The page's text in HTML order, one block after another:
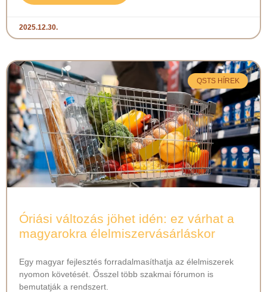
2025.12.30.
QSTS HÍREK
Óriási változás jöhet idén: ez várhat a
magyarokra élelmiszervásárláskor
Egy magyar fejlesztés forradalmasíthatja az élelmiszerek
nyomon követését. Ősszel több szakmai fórumon is
bemutatják a rendszert.